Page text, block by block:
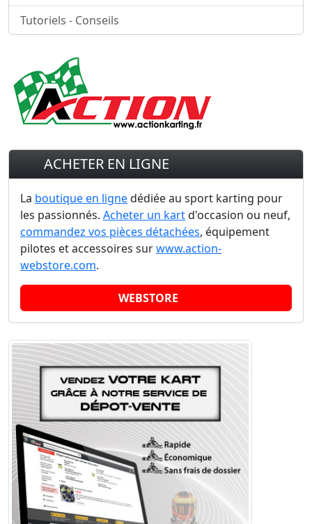
Tutoriels - Conseils
ACHETER EN LIGNE
La boutique en lignedédiée au sport karting pour
les passionnés. Acheter un kartd'occasion ou neuf,
commandez vos pièces détachées, équipement
pilotes et accessoires surwww.action-
webstore.com.
WEBSTORE